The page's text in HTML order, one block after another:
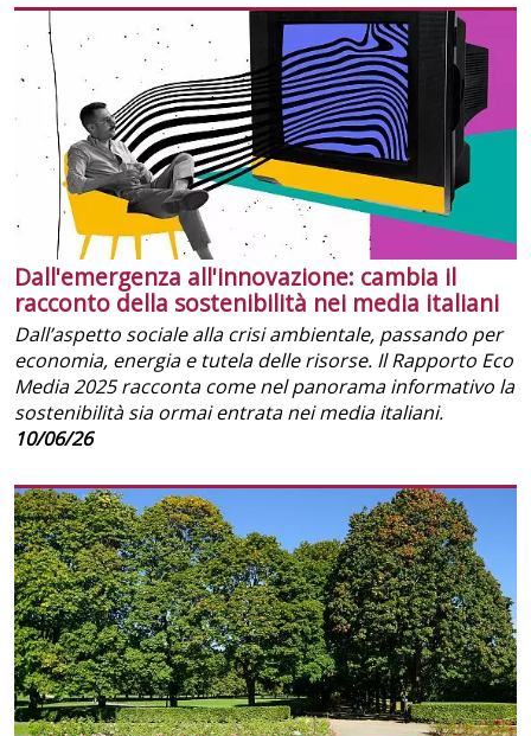
Dall'emergenza all'innovazione: cambia il
racconto della sostenibilità nei media italiani
Dall’aspetto sociale alla crisi ambientale, passando per
economia, energia e tutela delle risorse. Il Rapporto Eco
Media 2025 racconta come nel panorama informativo la
sostenibilità sia ormai entrata nei media italiani.
10/06/26